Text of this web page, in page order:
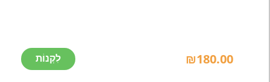
₪180.00